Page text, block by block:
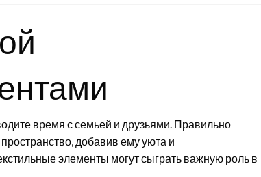
время с семьей и друзьями. Правильно
добавив ему уюта и
элементы могут сыграть важную роль в